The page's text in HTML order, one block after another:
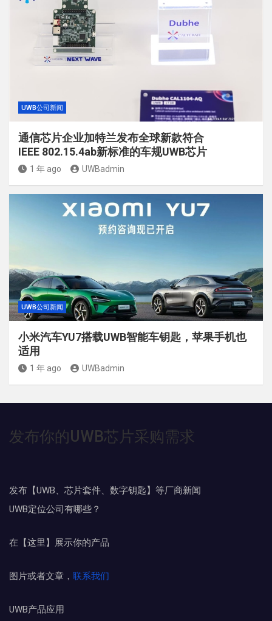
UWB公司新闻
通信芯片企业加特兰发布全球新款符合
IEEE 802.15.4ab新标准的车规UWB芯片
1 年 ago UWBadmin
UWB公司新闻
小米汽车YU7搭载UWB智能车钥匙，苹果手机也
适用
1 年 ago UWBadmin
发布你的UWB芯片采购需求
发布【UWB、芯片套件、数字钥匙】等厂商新闻
UWB定位公司有哪些？
在【这里】展示你的产品
图片或者文章， 联系我们
UWB产品应用